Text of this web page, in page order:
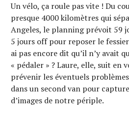
Un vélo, ça roule pas vite ! Du
presque 4000 kilomètres qui
Angeles, le planning prévoit 59
5 jours off pour reposer le
ai pas encore dit qu’il n’y avait
« pédaler » ? Laure, elle, suit en
prévenir les éventuels
dans un second van pour
d’images de notre périple.